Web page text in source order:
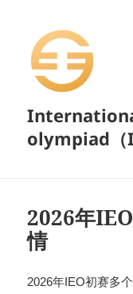
olympiad（
2026年
情
2026年IEO初赛多